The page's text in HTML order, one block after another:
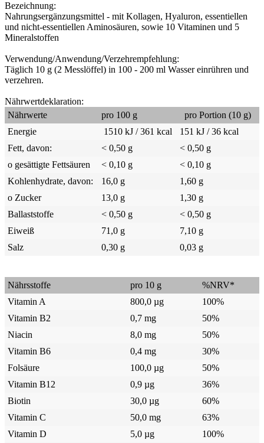
Bezeichnung:
Nahrungsergänzungsmittel - mit Kollagen, Hyaluron, essentiellen
und nicht-essentiellen Aminosäuren, sowie 10 Vitaminen und 5
Mineralstoffen
Verwendung/Anwendung/Verzehrempfehlung:
Täglich 10 g (2 Messlöffel) in 100 - 200 ml Wasser einrühren und
verzehren.
Nährwertdeklaration:
Nährwerte
pro 100 g
pro Portion (10 g)
Energie
1510 kJ / 361 kcal
151 kJ / 36 kcal
Fett, davon:
< 0,50 g
< 0,50 g
o gesättigte Fettsäuren
< 0,10 g
< 0,10 g
Kohlenhydrate, davon:
16,0 g
1,60 g
o Zucker
13,0 g
1,30 g
Ballaststoffe
< 0,50 g
< 0,50 g
Eiweiß
71,0 g
7,10 g
Salz
0,30 g 0,03 g
Nährsstoffe pro 10 g
%NRV*
Vitamin A
800,0 µg
100%
Vitamin B2
0,7 mg
50%
Niacin
8,0 mg
50%
Vitamin B6
0,4 mg
30%
Folsäure
100,0 µg
50%
Vitamin B12
0,9 µg
36%
Biotin
30,0 µg
60%
Vitamin C
50,0 mg
63%
Vitamin D
5,0 µg
100%